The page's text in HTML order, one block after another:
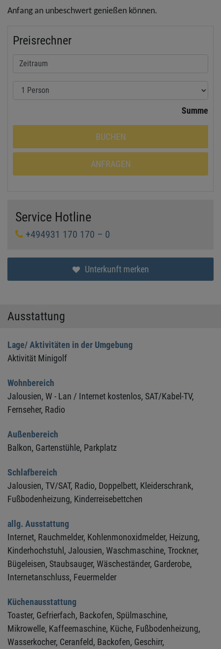
Anfang an unbeschwert genießen können.
Preisrechner
Summe
BUCHEN
ANFRAGEN
Service Hotline
+494931 170 170 – 0
Unterkunft merken
Ausstattung
Lage/ Aktivitäten in der Umgebung
Aktivität Minigolf
Wohnbereich
Jalousien, W - Lan / Internet kostenlos, SAT/Kabel-TV,
Fernseher, Radio
Außenbereich
Balkon, Gartenstühle, Parkplatz
Schlafbereich
Jalousien, TV/SAT, Radio, Doppelbett, Kleiderschrank,
Fußbodenheizung, Kinderreisebettchen
allg. Ausstattung
Internet, Rauchmelder, Kohlenmonoxidmelder, Heizung,
Kinderhochstuhl, Jalousien, Waschmaschine, Trockner,
Bügeleisen, Staubsauger, Wäscheständer, Garderobe,
Internetanschluss, Feuermelder
Küchenausstattung
Toaster, Gefrierfach, Backofen, Spülmaschine,
Mikrowelle, Kaffeemaschine, Küche, Fußbodenheizung,
Wasserkocher, Ceranfeld, Backofen, Geschirr,